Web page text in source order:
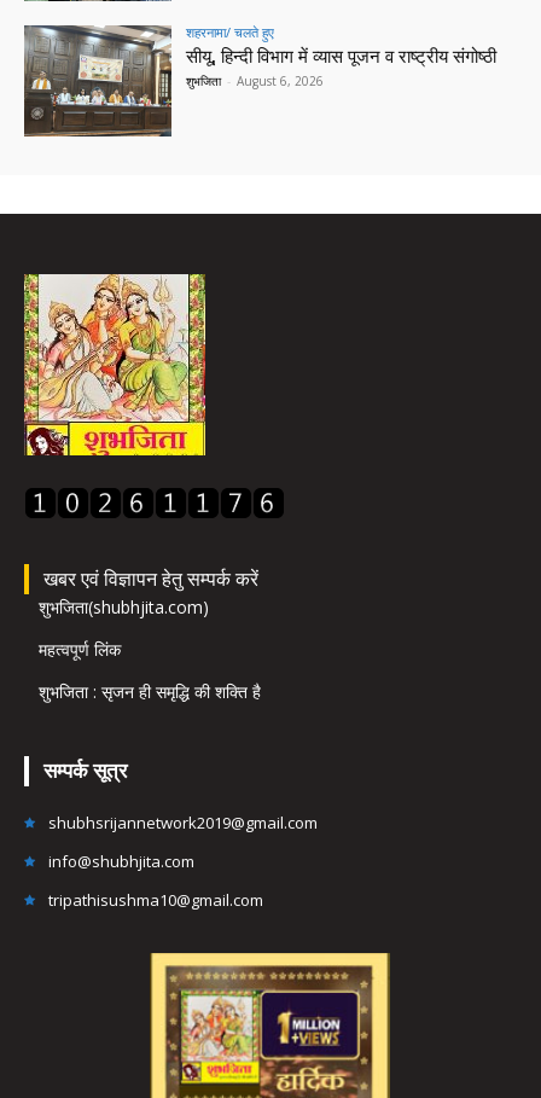
शहरनामा/ चलते हुए
सीयू, हिन्दी विभाग में व्यास पूजन व राष्ट्रीय संगोष्ठी
शुभजिता - August 6, 2026
खबर एवं विज्ञापन हेतु सम्पर्क करें
शुभजिता(shubhjita.com)
महत्वपूर्ण लिंक
शुभजिता : सृजन ही समृद्धि की शक्ति है
सम्पर्क सूत्र
shubhsrijannetwork2019@gmail.com
info@shubhjita.com
tripathisushma10@gmail.com